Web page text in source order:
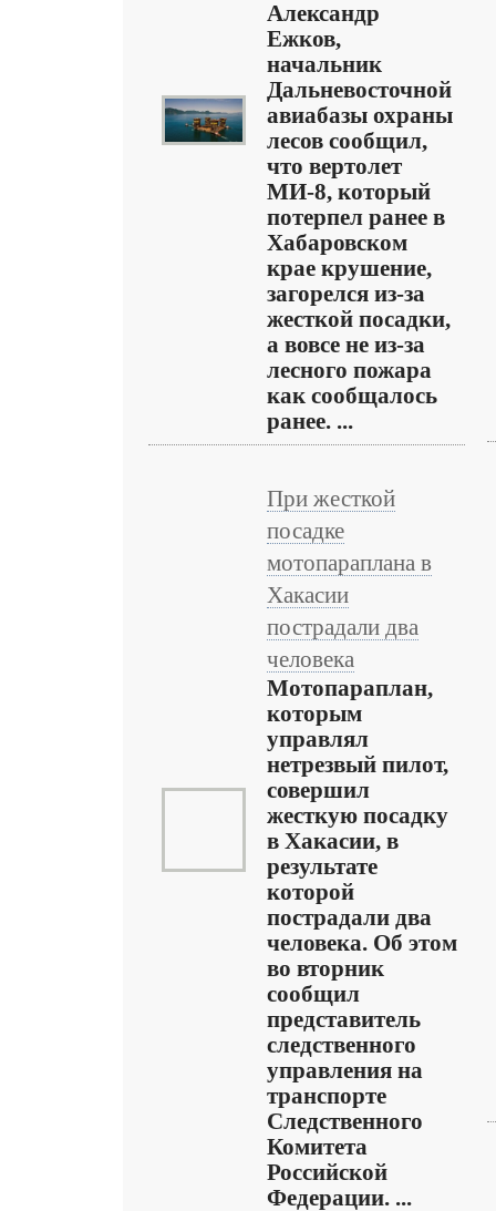
Александр
Ежков,
начальник
Дальневосточной
авиабазы охраны
лесов сообщил,
что вертолет
МИ-8, который
потерпел ранее в
Хабаровском
крае крушение,
загорелся из-за
жесткой посадки,
а вовсе не из-за
лесного пожара
как сообщалось
ранее. ...
При жесткой
посадке
мотопараплана в
Хакасии
пострадали два
человека
Мотопараплан,
которым
управлял
нетрезвый пилот,
совершил
жесткую посадку
в Хакасии, в
результате
которой
пострадали два
человека. Об этом
во вторник
сообщил
представитель
следственного
управления на
транспорте
Следственного
Комитета
Российской
Федерации. ...